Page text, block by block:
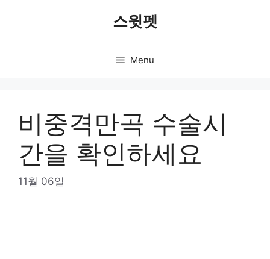
스윗펫
Menu
비중격만곡 수술시
간을 확인하세요
11월 06일